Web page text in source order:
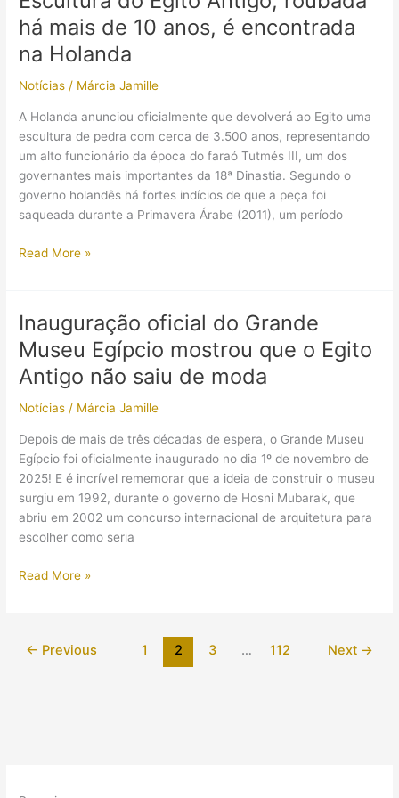
sarcófago
do
faraó
Shoshenq
III
há mais de 10 anos, é encontrada
na Holanda
Notícias / Márcia Jamille
A Holanda anunciou oficialmente que devolverá ao Egito uma
escultura de pedra com cerca de 3.500 anos, representando
um alto funcionário da época do faraó Tutmés III, um dos
governantes mais importantes da 18ª Dinastia. Segundo o
governo holandês há fortes indícios de que a peça foi
saqueada durante a Primavera Árabe (2011), um período
Escultura
roubada
há
mais
de
10
é
encontrada
na
Holanda
Read More »
Inauguração oficial do Grande
Museu Egípcio mostrou que o Egito
Antigo não saiu de moda
Notícias / Márcia Jamille
Depois de mais de três décadas de espera, o Grande Museu
Egípcio foi oficialmente inaugurado no dia 1º de novembro de
2025! E é incrível rememorar que a ideia de construir o museu
surgiu em 1992, durante o governo de Hosni Mubarak, que
abriu em 2002 um concurso internacional de arquitetura para
escolher como seria
Inauguração
Museu
Read More »
← Previous 1 2 3 … 112 Next →